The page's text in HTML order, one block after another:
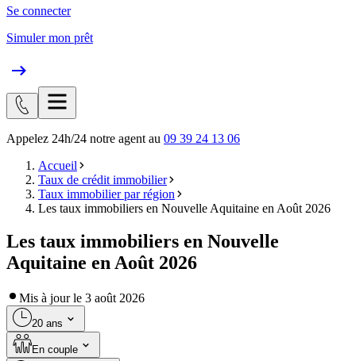
Se connecter
Simuler mon prêt
Appelez 24h/24 notre agent au 09 39 24 13 06
Accueil
Taux de crédit immobilier
Taux immobilier par région
Les taux immobiliers en Nouvelle Aquitaine en Août 2026
Les taux immobiliers en Nouvelle
Aquitaine en Août 2026
Mis à jour le 3 août 2026
20 ans
En couple